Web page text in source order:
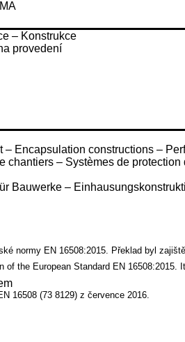
– Konstrukce
provedení
– Encapsulation constructions –
chantiers – Systèmes de
Bauwerke –
normy EN 16508:2015. Překlad byl
of the European Standard EN
16508 (73 8129) z července 2016.